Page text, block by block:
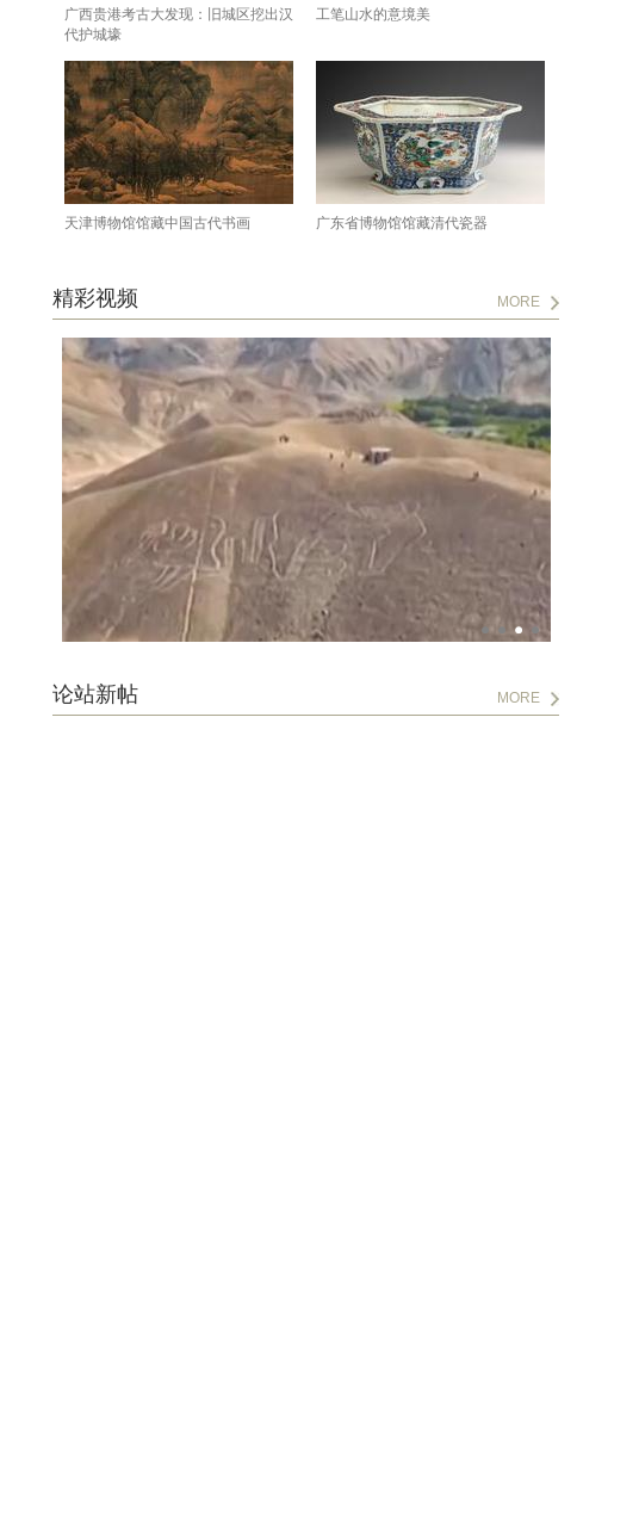
广西贵港考古大发现：旧城区挖出汉
代护城壕
工笔山水的意境美
天津博物馆馆藏中国古代书画 广东省博物馆馆藏清代瓷器
精彩视频 MORE
论站新帖 MORE